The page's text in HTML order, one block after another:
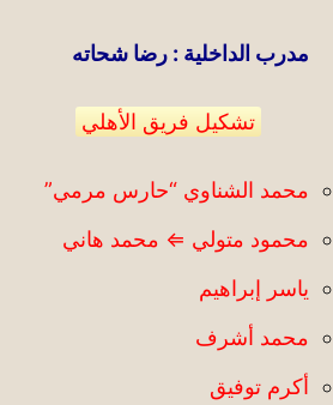
مدرب الداخلية : رضا شحاته
تشكيل فريق الأهلي
محمد الشناوي “حارس مرمي”
محمود متولي ⇐ محمد هاني
ياسر إبراهيم
محمد أشرف
أكرم توفيق